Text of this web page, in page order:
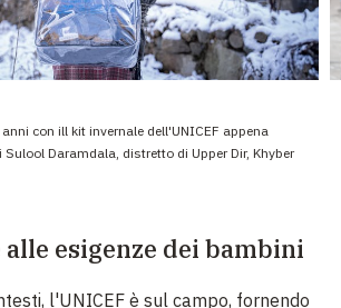
con ill kit invernale dell'UNICEF appena
Daramdala, distretto di Upper Dir, Khyber
esigenze dei bambini
l'UNICEF è sul campo, fornendo